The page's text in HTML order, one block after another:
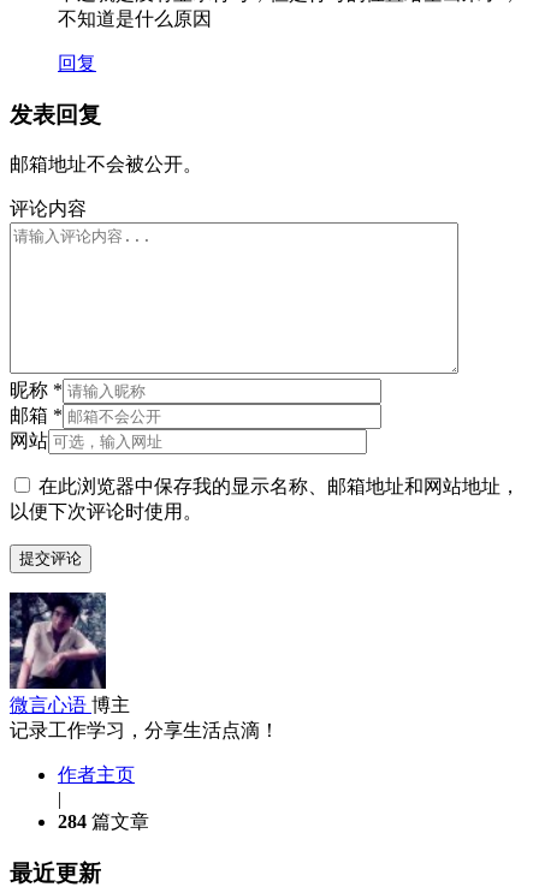
不知道是什么原因
回复
发表回复
邮箱地址不会被公开。
评论内容
昵称 *
邮箱 *
网站
在此浏览器中保存我的显示名称、邮箱地址和网站地址，
以便下次评论时使用。
微言心语 博主
记录工作学习，分享生活点滴！
作者主页
|
284 篇文章
最近更新